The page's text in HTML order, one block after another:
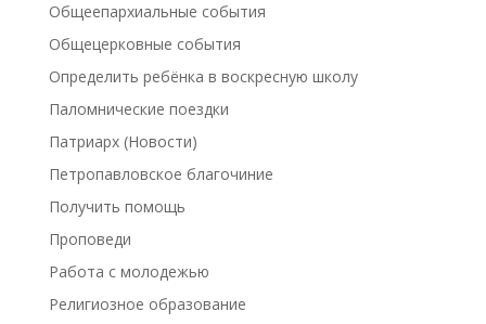
Общеепархиальные события
Общецерковные события
Определить ребёнка в воскресную школу
Паломнические поездки
Патриарх (Новости)
Петропавловское благочиние
Получить помощь
Проповеди
Работа с молодежью
Религиозное образование